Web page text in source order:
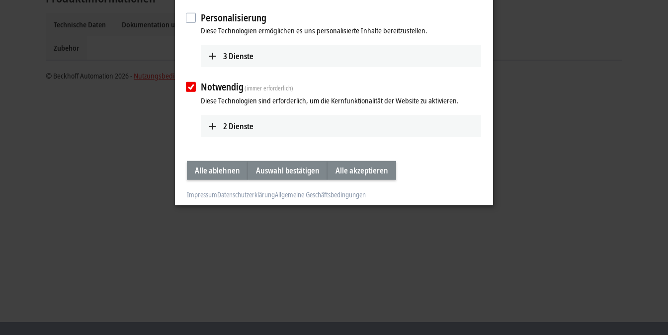
Technische Daten
Zubehör
Dokumentation und Downloads
© Beckhoff Automation 2026 - Nutzungsbedingungen
Personalisierung
Diese Technologien ermöglichen es uns personalisierte Inhalte bereitzustellen.
3 Dienste
Notwendig(immer erforderlich)
Diese Technologien sind erforderlich, um die Kernfunktionalität der Website zu aktivieren.
2 Dienste
Alle ablehnen Auswahl bestätigen Alle akzeptieren
ImpressumDatenschutzerklärungAllgemeine Geschäftsbedingungen